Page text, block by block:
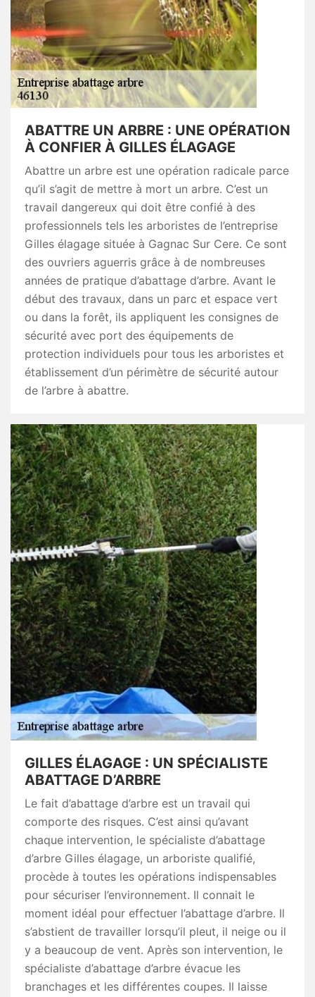
ABATTRE UN ARBRE : UNE OPÉRATION
À CONFIER À GILLES ÉLAGAGE
Abattre un arbre est une opération radicale parce
qu’il s’agit de mettre à mort un arbre. C’est un
travail dangereux qui doit être confié à des
professionnels tels les arboristes de l’entreprise
Gilles élagage située à Gagnac Sur Cere. Ce sont
des ouvriers aguerris grâce à de nombreuses
années de pratique d’abattage d’arbre. Avant le
début des travaux, dans un parc et espace vert
ou dans la forêt, ils appliquent les consignes de
sécurité avec port des équipements de
protection individuels pour tous les arboristes et
établissement d’un périmètre de sécurité autour
de l’arbre à abattre.
GILLES ÉLAGAGE : UN SPÉCIALISTE
ABATTAGE D’ARBRE
Le fait d’abattage d’arbre est un travail qui
comporte des risques. C’est ainsi qu’avant
chaque intervention, le spécialiste d’abattage
d’arbre Gilles élagage, un arboriste qualifié,
procède à toutes les opérations indispensables
pour sécuriser l’environnement. Il connait le
moment idéal pour effectuer l’abattage d’arbre. Il
s’abstient de travailler lorsqu’il pleut, il neige ou il
y a beaucoup de vent. Après son intervention, le
spécialiste d’abattage d’arbre évacue les
branchages et les différentes coupes. Il laisse